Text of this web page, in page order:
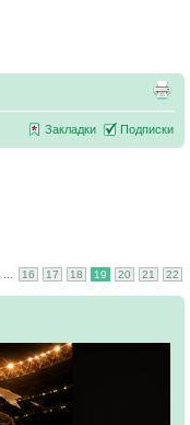
Закладки Подписки
16 17 18 19 20 21 22